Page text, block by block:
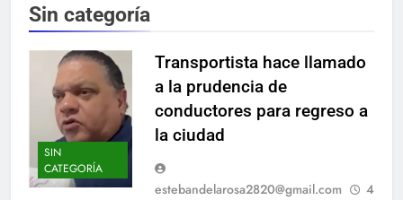
Sin categoría
SIN
CATEGORÍA
Transportista hace llamado
a la prudencia de
conductores para regreso a
la ciudad
estebandelarosa2820@gmail.com
4